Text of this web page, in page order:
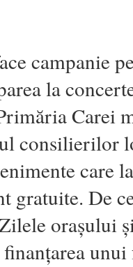
campanie
la
Carei
consilierilor
care
gratuite. De
orașului